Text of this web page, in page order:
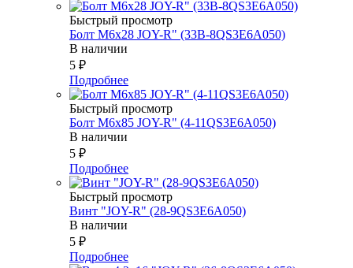
Быстрый просмотр
Болт М6х28 JOY-R" (33В-8QS3E6A050)
В наличии
5 ₽
Подробнее
Быстрый просмотр
Болт М6х85 JOY-R" (4-11QS3E6A050)
В наличии
5 ₽
Подробнее
Быстрый просмотр
Винт "JOY-R" (28-9QS3E6A050)
В наличии
5 ₽
Подробнее